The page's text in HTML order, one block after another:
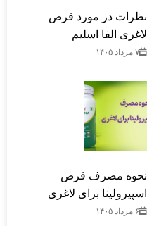
نظرات در مورد قرص
لاغری الفا اسلیم
۷ مرداد ۱۴۰۵
نحوه مصرف قرص
اسپیرولینا برای لاغری
۶ مرداد ۱۴۰۵